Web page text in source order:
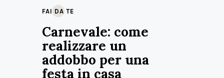
FAI DA TE
Carnevale: come
realizzare un
addobbo per una
festa in casa